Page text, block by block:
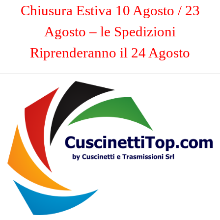
Chiusura Estiva 10 Agosto / 23
Agosto – le Spedizioni
Riprenderanno il 24 Agosto